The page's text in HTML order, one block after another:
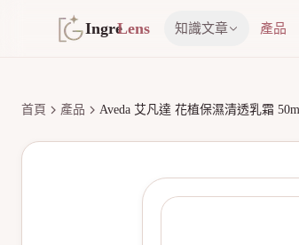
IngreLens 知識文章 產品
首頁 產品 Aveda 艾凡達 花植保濕清透乳霜